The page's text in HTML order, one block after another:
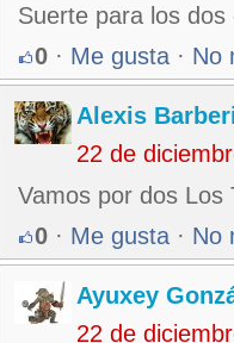
Suerte para los dos
0 · Me gusta · No
Alexis
22 de
Vamos por dos Los
0 · Me gusta · No
Ayuxey
22 de